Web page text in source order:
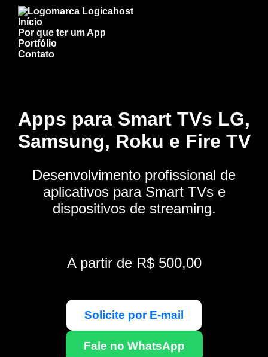
Início
Por que ter um App
Portfólio
Contato
Apps para Smart TVs LG,
Samsung, Roku e Fire TV
Desenvolvimento profissional de
aplicativos para Smart TVs e
dispositivos de streaming.
A partir de R$ 500,00
Solicite por E-mail
Fale no WhatsApp